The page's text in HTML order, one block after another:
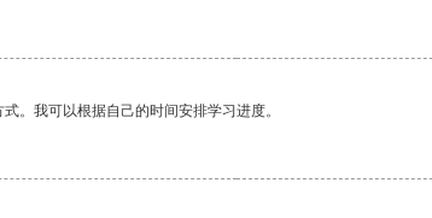
。我可以根据自己的时间安排学习进度。